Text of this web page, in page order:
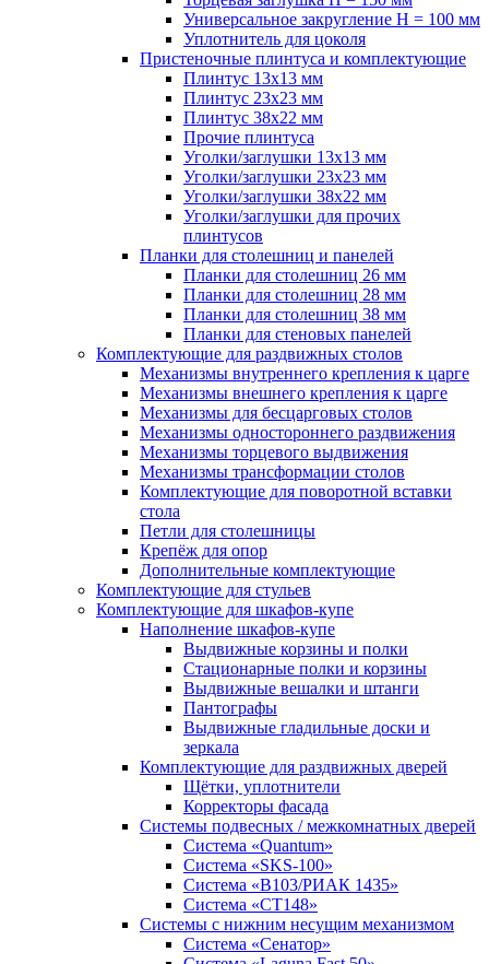
Универсальное закругление H = 100 мм
Уплотнитель для цоколя
Пристеночные плинтуса и комплектующие
Плинтус 13х13 мм
Плинтус 23х23 мм
Плинтус 38х22 мм
Прочие плинтуса
Уголки/заглушки 13х13 мм
Уголки/заглушки 23х23 мм
Уголки/заглушки 38х22 мм
Уголки/заглушки для прочих
плинтусов
Планки для столешниц и панелей
Планки для столешниц 26 мм
Планки для столешниц 28 мм
Планки для столешниц 38 мм
Планки для стеновых панелей
Комплектующие для раздвижных столов
Механизмы внутреннего крепления к царге
Механизмы внешнего крепления к царге
Механизмы для бесцарговых столов
Механизмы одностороннего раздвижения
Механизмы торцевого выдвижения
Механизмы трансформации столов
Комплектующие для поворотной вставки
стола
Петли для столешницы
Крепёж для опор
Дополнительные комплектующие
Комплектующие для стульев
Комплектующие для шкафов-купе
Наполнение шкафов-купе
Выдвижные корзины и полки
Стационарные полки и корзины
Выдвижные вешалки и штанги
Пантографы
Выдвижные гладильные доски и
зеркала
Комплектующие для раздвижных дверей
Щётки, уплотнители
Корректоры фасада
Системы подвесных / межкомнатных дверей
Система «Quantum»
Система «SKS-100»
Система «B103/РИАК 1435»
Система «СТ148»
Системы с нижним несущим механизмом
Система «Сенатор»